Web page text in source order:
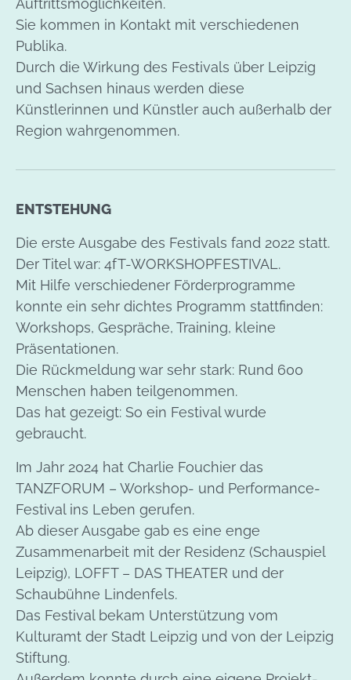
Auftrittsmöglichkeiten.
Sie kommen in Kontakt mit verschiedenen
Publika.
Durch die Wirkung des Festivals über Leipzig
und Sachsen hinaus werden diese
Künstlerinnen und Künstler auch außerhalb der
Region wahrgenommen.
ENTSTEHUNG
Die erste Ausgabe des Festivals fand 2022 statt.
Der Titel war: 4fT-WORKSHOPFESTIVAL.
Mit Hilfe verschiedener Förderprogramme
konnte ein sehr dichtes Programm stattfinden:
Workshops, Gespräche, Training, kleine
Präsentationen.
Die Rückmeldung war sehr stark: Rund 600
Menschen haben teilgenommen.
Das hat gezeigt: So ein Festival wurde
gebraucht.
Im Jahr 2024 hat Charlie Fouchier das
TANZFORUM – Workshop- und Performance-
Festival ins Leben gerufen.
Ab dieser Ausgabe gab es eine enge
Zusammenarbeit mit der Residenz (Schauspiel
Leipzig), LOFFT – DAS THEATER und der
Schaubühne Lindenfels.
Das Festival bekam Unterstützung vom
Kulturamt der Stadt Leipzig und von der Leipzig
Stiftung.